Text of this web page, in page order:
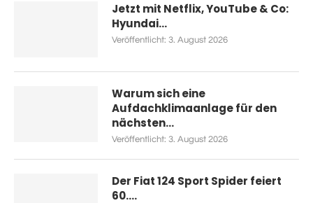
Jetzt mit Netflix, YouTube & Co:
Hyundai...
Veröffentlicht: 3. August 2026
Warum sich eine
Aufdachklimaanlage für den
nächsten...
Veröffentlicht: 3. August 2026
Der Fiat 124 Sport Spider feiert
60....